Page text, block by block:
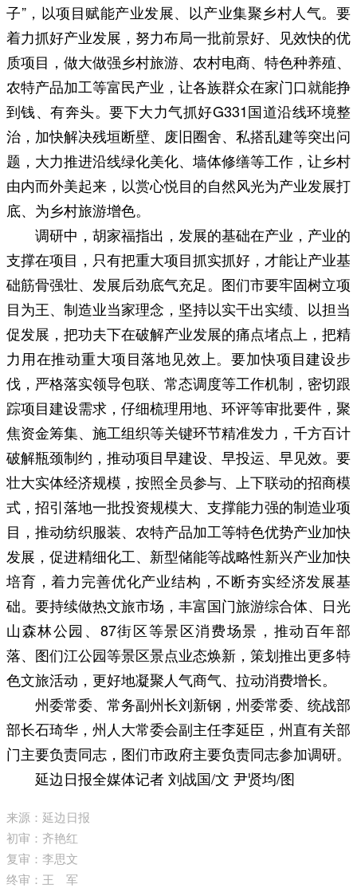
子”，以项目赋能产业发展、以产业集聚乡村人气。要
着力抓好产业发展，努力布局一批前景好、见效快的优
质项目，做大做强乡村旅游、农村电商、特色种养殖、
农特产品加工等富民产业，让各族群众在家门口就能挣
到钱、有奔头。要下大力气抓好G331国道沿线环境整
治，加快解决残垣断壁、废旧圈舍、私搭乱建等突出问
题，大力推进沿线绿化美化、墙体修缮等工作，让乡村
由内而外美起来，以赏心悦目的自然风光为产业发展打
底、为乡村旅游增色。
调研中，胡家福指出，发展的基础在产业，产业的
支撑在项目，只有把重大项目抓实抓好，才能让产业基
础筋骨强壮、发展后劲底气充足。图们市要牢固树立项
目为王、制造业当家理念，坚持以实干出实绩、以担当
促发展，把功夫下在破解产业发展的痛点堵点上，把精
力用在推动重大项目落地见效上。要加快项目建设步
伐，严格落实领导包联、常态调度等工作机制，密切跟
踪项目建设需求，仔细梳理用地、环评等审批要件，聚
焦资金筹集、施工组织等关键环节精准发力，千方百计
破解瓶颈制约，推动项目早建设、早投运、早见效。要
壮大实体经济规模，按照全员参与、上下联动的招商模
式，招引落地一批投资规模大、支撑能力强的制造业项
目，推动纺织服装、农特产品加工等特色优势产业加快
发展，促进精细化工、新型储能等战略性新兴产业加快
培育，着力完善优化产业结构，不断夯实经济发展基
础。要持续做热文旅市场，丰富国门旅游综合体、日光
山森林公园、87街区等景区消费场景，推动百年部
落、图们江公园等景区景点业态焕新，策划推出更多特
色文旅活动，更好地凝聚人气商气、拉动消费增长。
州委常委、常务副州长刘新钢，州委常委、统战部
部长石琦华，州人大常委会副主任李延臣，州直有关部
门主要负责同志，图们市政府主要负责同志参加调研。
延边日报全媒体记者 刘战国/文 尹贤均/图
来源：延边日报
初审：齐艳红
复审：李思文
终审：王 军